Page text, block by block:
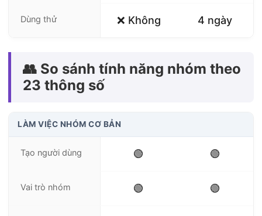
Dùng thử ❌ Không 4 ngày
👥 So sánh tính năng nhóm theo
23 thông số
LÀM VIỆC NHÓM CƠ BẢN
Tạo người dùng 🟢 🟢
Vai trò nhóm 🟢 🟢